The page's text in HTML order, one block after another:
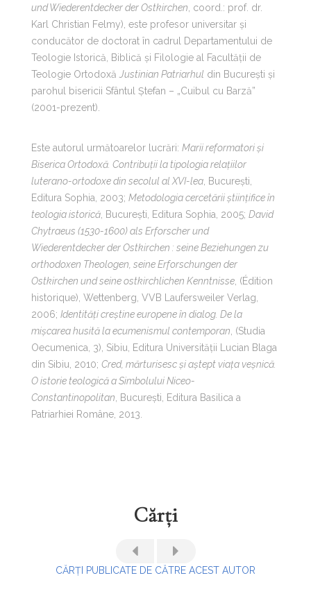
und Wiederentdecker der Ostkirchen , coord.: prof. dr.
Karl Christian Felmy), este profesor universitar și
conducător de doctorat în cadrul Departamentului de
Teologie Istorică, Biblică și Filologie al Facultății de
Teologie Ortodoxă Justinian Patriarhul din București și
parohul bisericii Sfântul Ștefan – „Cuibul cu Barză”
(2001-prezent).
Este autorul următoarelor lucrări: Marii reformatori și
Biserica Ortodoxă. Contribuții la tipologia relațiilor
luterano-ortodoxe din secolul al XVI-lea , București,
Editura Sophia, 2003; Metodologia cercetării științifice în
teologia istorică , București, Editura Sophia, 2005; David
Chytraeus (1530-1600) als Erforscher und
Wiederentdecker der Ostkirchen : seine Beziehungen zu
orthodoxen Theologen, seine Erforschungen der
Ostkirchen und seine ostkirchlichen Kenntnisse , (Édition
historique), Wettenberg, VVB Laufersweiler Verlag,
2006; Identități creștine europene în dialog. De la
mișcarea husită la ecumenismul contemporan , (Studia
Oecumenica, 3), Sibiu, Editura Universității Lucian Blaga
din Sibiu, 2010; Cred, mărturisesc și aștept viața veșnică.
O istorie teologică a Simbolului Niceo-
Constantinopolitan , București, Editura Basilica a
Patriarhiei Române, 2013.
Cărți
CĂRȚI PUBLICATE DE CĂTRE ACEST AUTOR